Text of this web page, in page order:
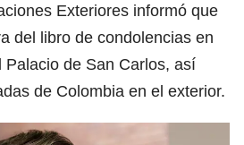
Exteriores informó que
del libro de condolencias en
Palacio de San Carlos, así
de Colombia en el exterior.